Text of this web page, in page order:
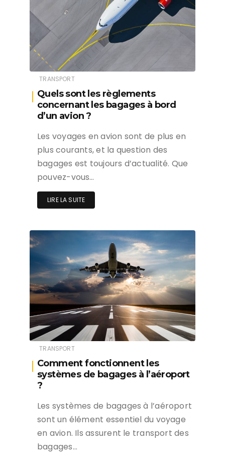
TRANSPORT
Quels sont les règlements
concernant les bagages à bord
d’un avion ?
Les voyages en avion sont de plus en
plus courants, et la question des
bagages est toujours d’actualité. Que
pouvez-vous…
LIRE LA SUITE
TRANSPORT
Comment fonctionnent les
systèmes de bagages à l’aéroport
?
Les systèmes de bagages à l’aéroport
sont un élément essentiel du voyage
en avion. Ils assurent le transport des
bagages…